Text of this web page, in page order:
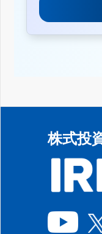
株式投